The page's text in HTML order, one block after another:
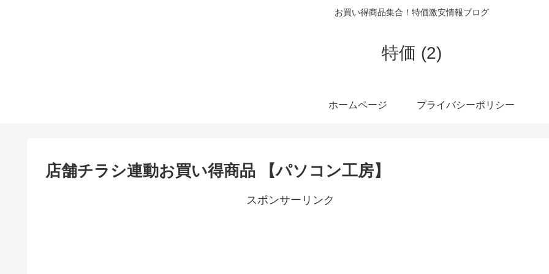
お買い得商品集合！特価激安情報ブログ
特価 (2)
ホームページ プライバシーポリシー
店舗チラシ連動お買い得商品 【パソコン工房】
スポンサーリンク